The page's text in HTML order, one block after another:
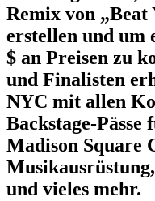
Remix von
erstellen und um
$ an Preisen zu
und Finalisten
NYC mit allen
Backstage-
Madison Square
und vieles mehr.